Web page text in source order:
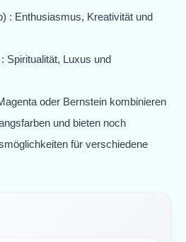
: Enthusiasmus, Kreativität und
Spiritualität, Luxus und
oder Bernstein kombinieren
und bieten noch
für verschiedene